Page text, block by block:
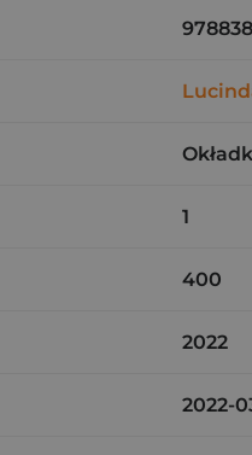
1
400
2022
2022-